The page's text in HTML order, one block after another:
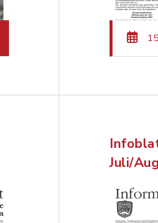
(Dateiname:
Juli/